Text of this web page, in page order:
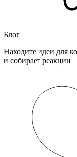
Блог
Находите идеи для
и собирает реакции